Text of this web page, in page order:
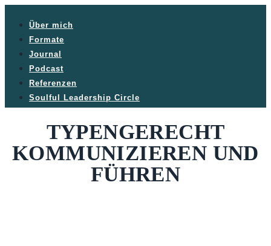
Über mich
Formate
Journal
Podcast
Referenzen
Soulful Leadership Circle
TYPENGERECHT
KOMMUNIZIEREN UND
FÜHREN